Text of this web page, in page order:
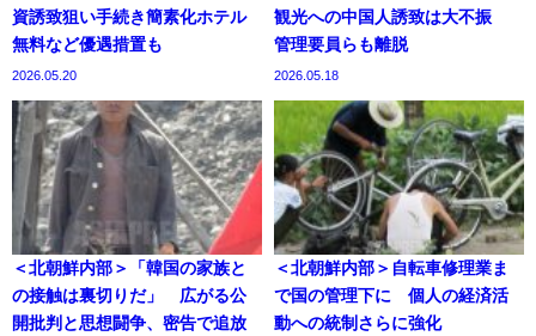
資誘致狙い手続き簡素化ホテル
無料など優遇措置も
2026.05.20
観光への中国人誘致は大不振
管理要員らも離脱
2026.05.18
＜北朝鮮内部＞「韓国の家族と
の接触は裏切りだ」 広がる公
開批判と思想闘争、密告で追放
＜北朝鮮内部＞自転車修理業ま
で国の管理下に 個人の経済活
動への統制さらに強化